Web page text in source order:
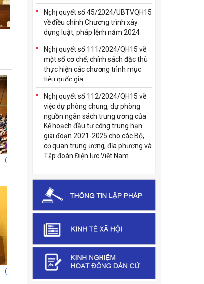
(
(
Nghị quyết số 45/2024/UBTVQH15
về điều chỉnh Chương trình xây
dựng luật, pháp lệnh năm 2024
Nghị quyết số 111/2024/QH15 về
một số cơ chế, chính sách đặc thù
thực hiện các chương trình mục
tiêu quốc gia
Nghị quyết số 112/2024/QH15 về
việc dự phòng chung, dự phòng
nguồn ngân sách trung ương của
Kế hoạch đầu tư công trung hạn
giai đoạn 2021-2025 cho các Bộ,
cơ quan trung ương, địa phương và
Tập đoàn Điện lực Việt Nam